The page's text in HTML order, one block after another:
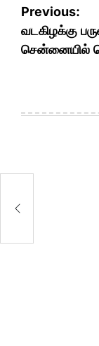
Post
Previous:
வடகிழக்கு
சென்னையில்